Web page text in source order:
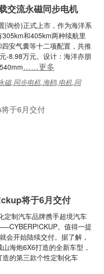
交流永磁同步电机
|询价)正式上市，作为海洋系
和405km两种续航里
安气囊等十二项配置，共推
-8.98万元。设计：海洋亦朋
……更多
磁,同步电机,海鸥,电机,同
将于6月交付
定制汽车品牌携手超境汽车
。值得一提
会开始陆续交付。据了解，
海炮6X6打造的全新车型，
的第三款个性定制化车